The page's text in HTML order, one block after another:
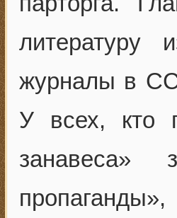
журналы в
У всех, кто
занавеса»